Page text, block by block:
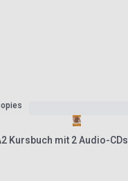
Kursbuch mit 2 Audio-CDs